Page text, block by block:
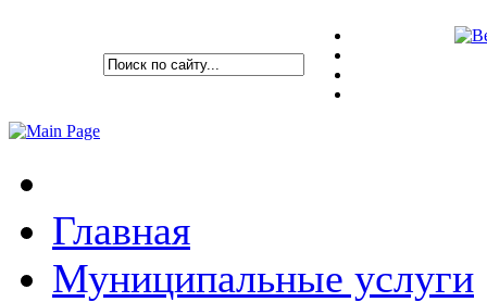
Главная
Муниципальные услуги